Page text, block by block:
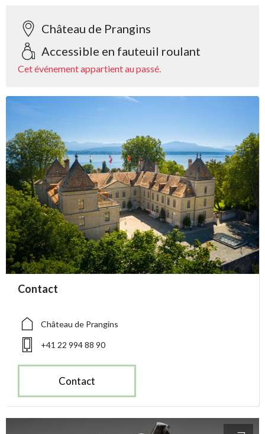
Château de Prangins
Accessible en fauteuil roulant
Cet événement appartient au passé.
accessibility.sr-only.person_card_info
Contact
accessibility.sr-only.museum
Château de Prangins
accessibility.sr-only.phone
+41 22 994 88 90
Contact